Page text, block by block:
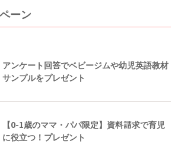
ーン
アンケート回答でベビージムや幼児英語教材
サンプルをプレゼント
【0-1歳のママ・パパ限定】資料請求で育児
に役立つ！プレゼント